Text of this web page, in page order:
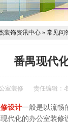
装饰资讯中心 » 常见问
番禺现代
室装修 责任编辑：
设计一般是以流畅
代化的办公室装修